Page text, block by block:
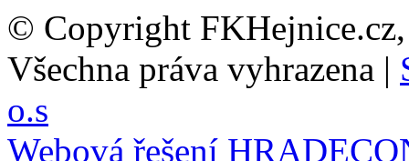
© Copyright
Všechna práva vyhrazena |
o.s
Webová řešení